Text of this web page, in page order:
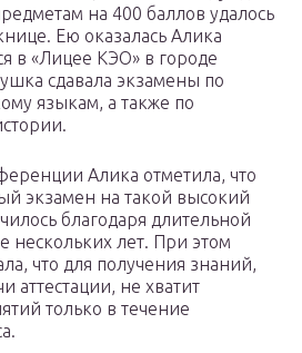
на 400 баллов удалось
Ею оказалась Алика
в «Лицее КЭО» в городе
сдавала экзамены по
языкам, а также по
Алика отметила, что
экзамен на такой высокий
благодаря длительной
нескольких лет. При этом
что для получения знаний,
аттестации, не хватит
только в течение